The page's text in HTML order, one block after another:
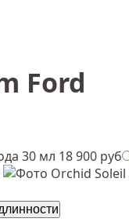
Ford
30 мл 18 900 руб